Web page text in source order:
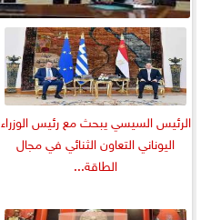
الرئيس السيسي يبحث مع رئيس الوزراء
اليوناني التعاون الثنائي في مجال
الطاقة...